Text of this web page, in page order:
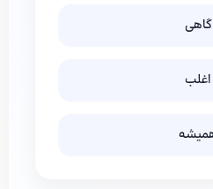
گاهی
اغلب